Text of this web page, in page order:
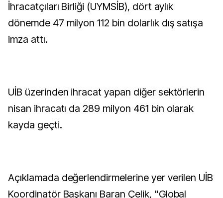
İhracatçıları Birliği (UYMSİB), dört aylık
dönemde 47 milyon 112 bin dolarlık dış satışa
imza attı.
UİB üzerinden ihracat yapan diğer sektörlerin
nisan ihracatı da 289 milyon 461 bin olarak
kayda geçti.
Açıklamada değerlendirmelerine yer verilen UİB
Koordinatör Başkanı Baran Çelik, "Global